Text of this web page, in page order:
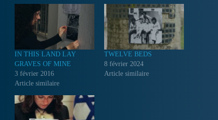
IN THIS LAND LAY
GRAVES OF MINE
3 février 2016
Article similaire
TWELVE BEDS
8 février 2024
Article similaire